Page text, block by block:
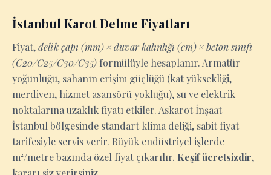
İstanbul Karot Delme Fiyatları
Fiyat,delik çapı (mm) × duvar kalınlığı (cm) × beton sınıfı
(C20/C25/C30/C35) formülüyle hesaplanır. Armatür
yoğunluğu, sahanın erişim güçlüğü (kat yüksekliği,
merdiven, hizmet asansörü yokluğu), su ve elektrik
noktalarına uzaklık fiyatı etkiler. Askarot İnşaat
İstanbul bölgesinde standart klima deliği, sabit fiyat
tarifesiyle servis verir. Büyük endüstriyel işlerde
m²/metre bazında özel fiyat çıkarılır. Keşif ücretsizdir,